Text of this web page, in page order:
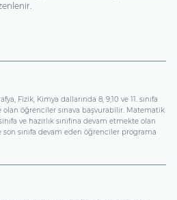
Fizik, Kimya dallarında 8, 9,10 ve 11. sınıfa
olan öğrenciler sınava başvurabilir. Matematik
ve hazırlık sınıfına devam etmekte olan
sınıfa devam eden öğrenciler programa